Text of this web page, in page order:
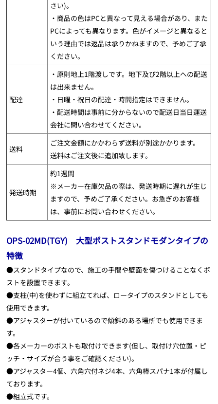
さい)。
・商品の色はPCと異なって見える場合があり、また
PCによっても異なります。色がイメージと異なると
いう理由では返品は承りかねますので、予めご了承
ください。
配達
・原則地上1階渡しです。地下及び2階以上への配送
は出来ません。
・日曜・祝日の配達・時間指定はできません。
・配送時間は事前に分からないので配送日当日運送
会社に問い合わせてください。
送料
ご注文金額にかかわらず送料が別途かかります。
送料はご注文後に追加致します。
発送時期
約1週間
※メーカー在庫欠品の際は、発送時期に遅れが生じ
ますので、予めご了承ください。お急ぎのお客様
は、事前にお問い合わせください。
OPS-02MD(TGY) 大型ポストスタンドモダンタイプの
特徴
●スタンドタイプなので、施工の手間や壁面を傷つけることなくポ
ストを設置できます。
●支柱(中)を使わずに組立てれば、ロータイプのスタンドとしても
使用できます。
●アジャスターが付いているので傾斜のある場所でも使用できま
す。
●各メーカーのポストも取付けできます(但し、取付け穴位置・ピ
ッチ・サイズが合う事をご確認ください)。
●アジャスター4個、六角穴付ネジ4本、六角棒スパナ1本が付属し
ております。
●組立式です。